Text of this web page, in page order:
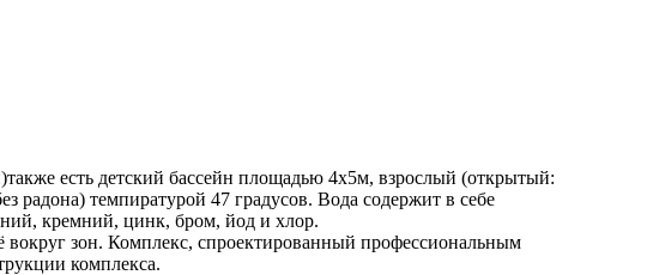
есть детский бассейн площадью 4х5м, взрослый (открытый:
темпиратурой 47 градусов. Вода содержит в себе
кремний, цинк, бром, йод и хлор.
зон. Комплекс, спроектированный профессиональным
комплекса.